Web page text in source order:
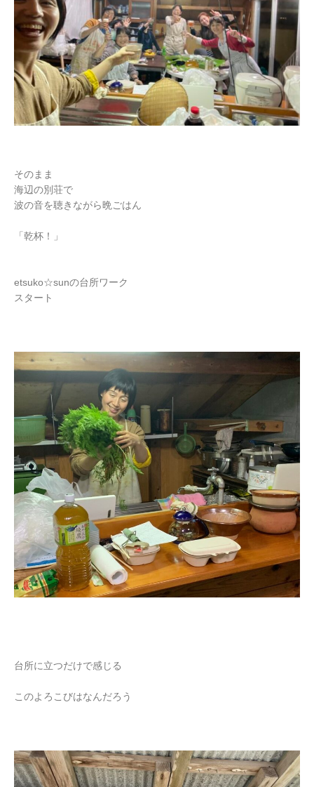
そのまま
海辺の別荘で
波の音を聴きながら晩ごはん
「乾杯！」
etsuko☆sunの台所ワーク
スタート
台所に立つだけで感じる
このよろこびはなんだろう